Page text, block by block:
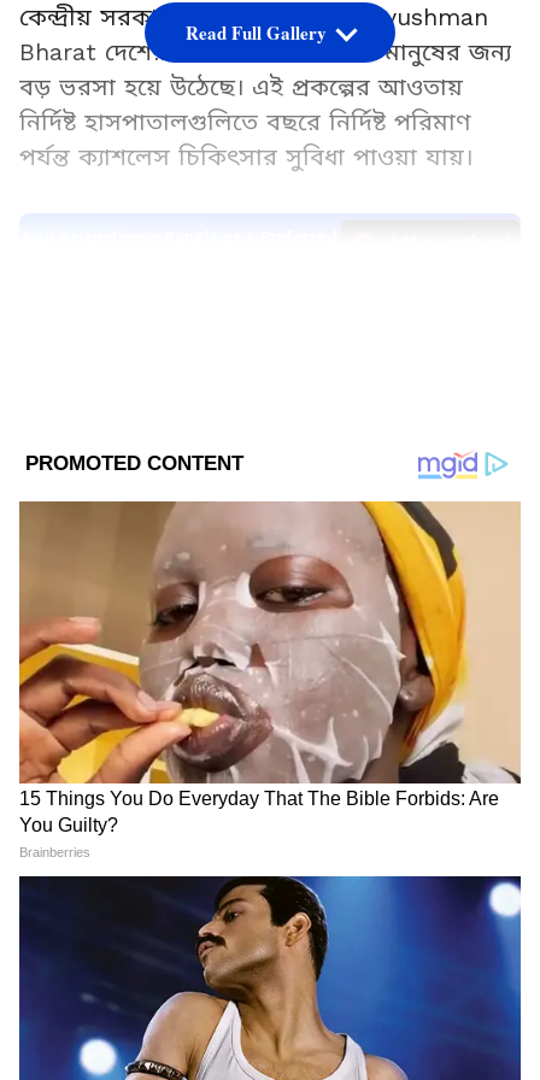
কেন্দ্রীয় সরকারের স্বাস্থ্যবিমা প্রকল্প Ayushman
Bharat দেশের কোটি কোটি সাধারণ মানুষের জন্য
বড় ভরসা হয়ে উঠেছে। এই প্রকল্পের আওতায়
নির্দিষ্ট হাসপাতালগুলিতে বছরে নির্দিষ্ট পরিমাণ
পর্যন্ত ক্যাশলেস চিকিৎসার সুবিধা পাওয়া যায়।
Getty
কলকাতার একাধিক সরকারি ও বেসরকারি
হাসপাতালও এই প্রকল্পের অন্তর্ভুক্ত। ফলে আর্থিক
সমস্যার কারণে চিকিৎসা আটকে যাওয়ার আশঙ্কা
অনেকটাই কমছে।
Read Full Gallery